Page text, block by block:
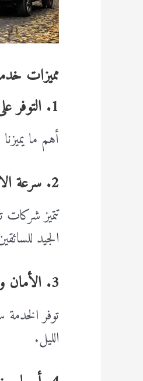
مميزات خدمة
1. التوفر على مدار الساعة
أهم ما
2. سرعة الاستجابة
الجيد
3. الأمان والموثوقية
توفر
الليل.